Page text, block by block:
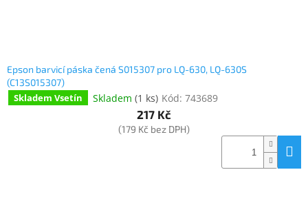
Epson barvicí páska čená S015307 pro LQ-630, LQ-630S
(C13S015307)
Skladem Vsetín Skladem (1 ks) Kód: 743689
217 Kč
(179 Kč bez DPH)